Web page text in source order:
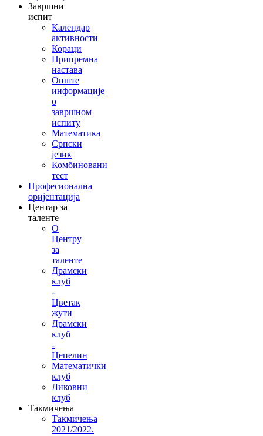
Завршни
испит
Календар
активности
Кораци
Припремна
настава
Опште
информације
о
завршном
испиту
Математика
Српски
језик
Комбиновани
тест
Професионална
оријентација
Центар за
таленте
О
Центру
за
таленте
Драмски
клуб
-
Цветак
жути
Драмски
клуб
-
Цепелин
Математички
клуб
Ликовни
клуб
Такмичења
Такмичења
2021/2022.